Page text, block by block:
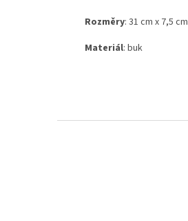
Rozměry: 31 cm x 7,5 cm
Materiál: buk